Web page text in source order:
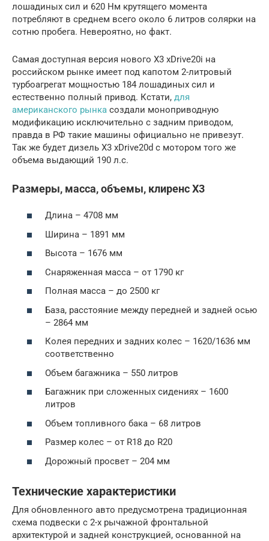
лошадиных сил и 620 Нм крутящего момента
потребляют в среднем всего около 6 литров солярки на
сотню пробега. Невероятно, но факт.
Самая доступная версия нового X3 xDrive20i на
российском рынке имеет под капотом 2-литровый
турбоагрегат мощностью 184 лошадиных сил и
естественно полный привод. Кстати, для
американского рынка создали моноприводную
модификацию исключительно с задним приводом,
правда в РФ такие машины официально не привезут.
Так же будет дизель X3 xDrive20d с мотором того же
объема выдающий 190 л.с.
Размеры, масса, объемы, клиренс X3
Длина – 4708 мм
Ширина – 1891 мм
Высота – 1676 мм
Снаряженная масса – от 1790 кг
Полная масса – до 2500 кг
База, расстояние между передней и задней осью
– 2864 мм
Колея передних и задних колес – 1620/1636 мм
соответственно
Объем багажника – 550 литров
Багажник при сложенных сидениях – 1600
литров
Объем топливного бака – 68 литров
Размер колес – от R18 до R20
Дорожный просвет – 204 мм
Технические характеристики
Для обновленного авто предусмотрена традиционная
схема подвески с 2-х рычажной фронтальной
архитектурой и задней конструкцией, основанной на